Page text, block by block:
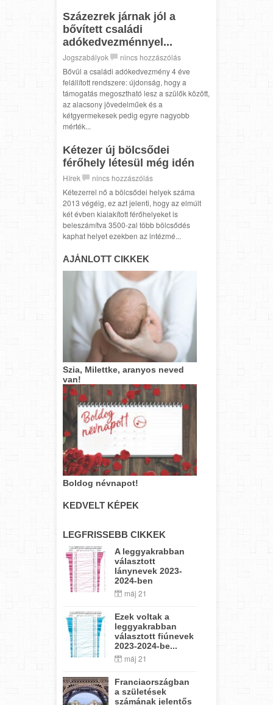
Százezrek járnak jól a
bővített családi
adókedvezménnyel...
Jogszabályok
nincs hozzászólás
Bővül a családi adókedvezmény 4 éve
felállított rendszere: újdonság, hogy a
támogatás megosztható lesz a szülők között,
az alacsony jövedelműek és a
kétgyermekesek pedig egyre nagyobb
mérték...
Kétezer új bölcsődei
férőhely létesül még idén
Hírek
nincs hozzászólás
Kétezerrel nő a bölcsődei helyek száma
2013 végéig, ez azt jelenti, hogy az elmúlt
két évben kialakított férőhelyeket is
beleszámítva 3500-zal több bölcsődés
kaphat helyet ezekben az intézmé...
AJÁNLOTT CIKKEK
Szia, Milettke, aranyos neved
van!
Boldog névnapot!
KEDVELT KÉPEK
LEGFRISSEBB CIKKEK
A leggyakrabban
választott
lánynevek 2023-
2024-ben
máj 21
Ezek voltak a
leggyakrabban
választott fiúnevek
2023-2024-be...
máj 21
Franciaországban
a születések
számának jelentős